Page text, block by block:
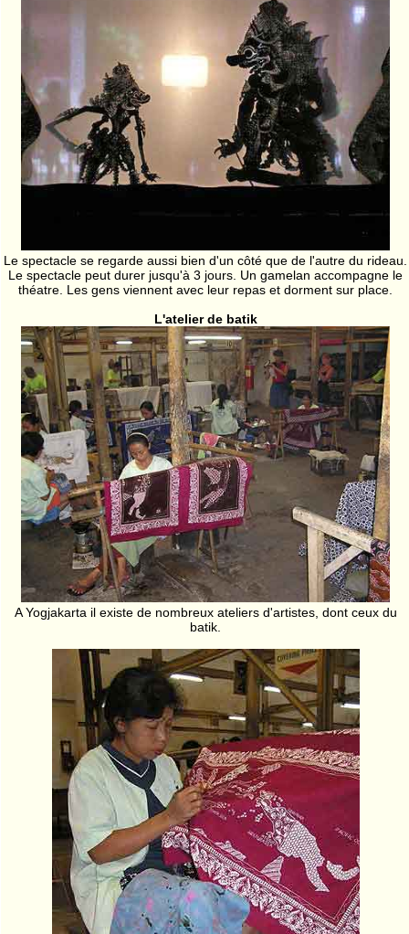
Le spectacle se regarde aussi bien d'un côté que de l'autre du rideau.
Le spectacle peut durer jusqu'à 3 jours. Un gamelan accompagne le
théatre. Les gens viennent avec leur repas et dorment sur place.
L'atelier de batik
A Yogjakarta il existe de nombreux ateliers d'artistes, dont ceux du
batik.